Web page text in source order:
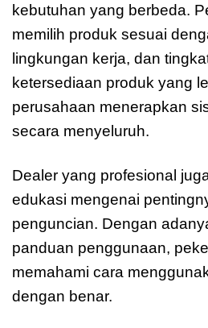
kebutuhan yang berbeda.
memilih produk sesuai
lingkungan kerja, dan
ketersediaan produk yang
perusahaan menerapkan
secara menyeluruh.
Dealer yang profesional
edukasi mengenai
penguncian. Dengan
panduan penggunaan,
memahami cara
dengan benar.